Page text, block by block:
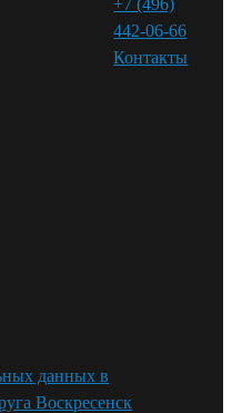
442-06-66
Контакты⁠
данных в
Воскресенск